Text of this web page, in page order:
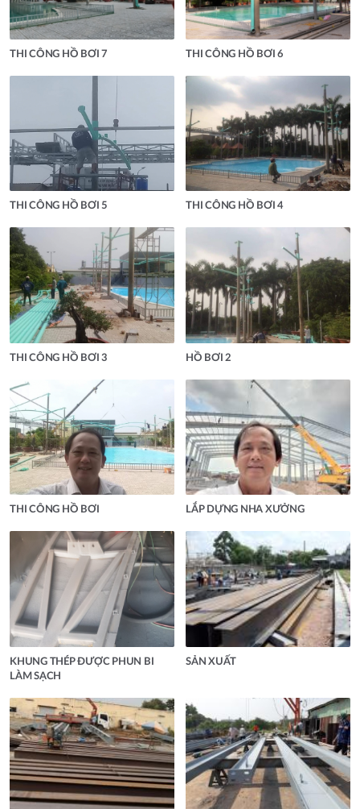
THI CÔNG HỒ BƠI 7 THI CÔNG HỒ BƠI 6
THI CÔNG HỒ BƠI 5 THI CÔNG HỒ BƠI 4
THI CÔNG HỒ BƠI 3 HỒ BƠI 2
THI CÔNG HỒ BƠI LẮP DỰNG NHA XƯỞNG
KHUNG THÉP ĐƯỢC PHUN BI
LÀM SẠCH
SẢN XUẤT